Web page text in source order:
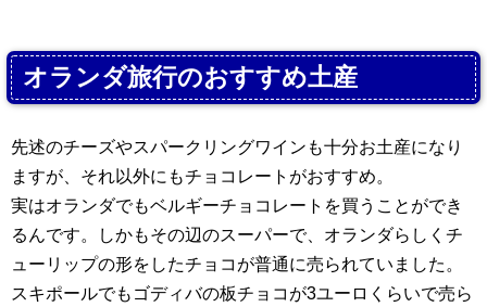
オランダ旅行のおすすめ土産
先述のチーズやスパークリングワインも十分お土産になり
ますが、それ以外にもチョコレートがおすすめ。
実はオランダでもベルギーチョコレートを買うことができ
るんです。しかもその辺のスーパーで、オランダらしくチ
ューリップの形をしたチョコが普通に売られていました。
スキポールでもゴディバの板チョコが3ユーロくらいで売ら